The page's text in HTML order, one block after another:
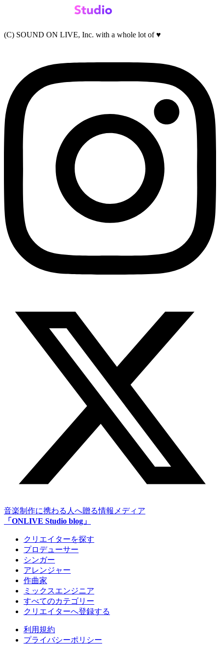
(C) SOUND ON LIVE, Inc. with a whole lot of ♥
音楽制作に携わる人へ贈る情報メディア
「ONLIVE Studio blog」
クリエイターを探す
プロデューサー
シンガー
アレンジャー
作曲家
ミックスエンジニア
すべてのカテゴリー
クリエイターへ登録する
利用規約
プライバシーポリシー